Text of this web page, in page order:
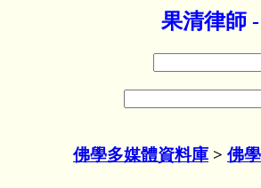
果清律師
佛學多媒體資料庫 > 佛